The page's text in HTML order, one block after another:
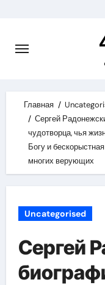
content
Главная
Сергей
чудотворца, чья
Богу и
многих верующих
Uncategorised
Сергей